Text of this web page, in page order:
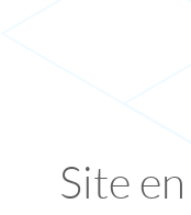
Site